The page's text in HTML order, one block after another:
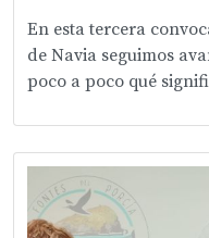
En esta tercera
de Navia seguimos
poco a poco qué